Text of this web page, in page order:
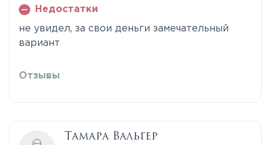
Недостатки
не увидел, за свои деньги замечательный
вариант
Отзывы
Тамара Вальгер